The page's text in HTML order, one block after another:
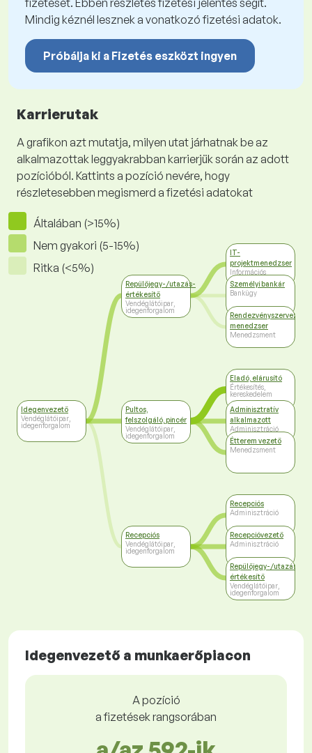
fizetését. Ebben részletes fizetési jelentés segít.
Mindig kéznél lesznek a vonatkozó fizetési adatok.
Próbálja ki a Fizetés eszközt ingyen
Karrierutak
A grafikon azt mutatja, milyen utat járhatnak be az
alkalmazottak leggyakrabban karrierjük során az adott
pozícióból. Kattints a pozíció nevére, hogy
részletesebben megismerd a fizetési adatokat
Általában (>15%)
Nem gyakori (5-15%)
Ritka (<5%)
Idegenvezető
Vendéglátóipar,
idegenforgalom
Repülőjegy-/utazás-
értékesítő
Vendéglátóipar,
idegenforgalom
Pultos,
felszolgáló, pincér
Vendéglátóipar,
idegenforgalom
Recepciós
Vendéglátóipar,
idegenforgalom
IT-
projektmenedzser
Információs
technológiák
Személyi bankár
Bankügy
Rendezvényszervező
menedzser
Menedzsment
Eladó, elárusító
Értékesítés,
kereskedelem
Adminisztratív
alkalmazott
Adminisztráció
Étterem vezető
Menedzsment
Recepciós
Adminisztráció
Recepcióvezető
Adminisztráció
Repülőjegy-/utazás-
értékesítő
Vendéglátóipar,
idegenforgalom
Idegenvezető a munkaerőpiacon
A pozíció
a fizetések rangsorában